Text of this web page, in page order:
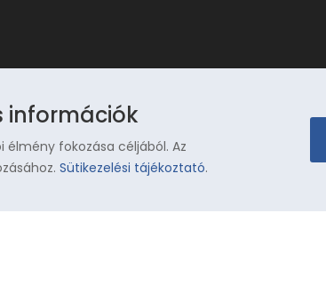
élmény fokozása céljából. Az
Sütikezelési tájékoztató.